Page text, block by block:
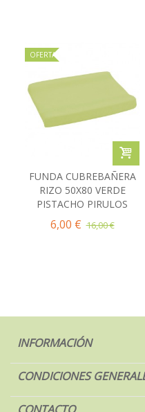
OFERTA
FUNDA CUBREBAÑERA
RIZO 50X80 VERDE
PISTACHO PIRULOS
6,00 € 16,00 €
INFORMACIÓN
CONDICIONES